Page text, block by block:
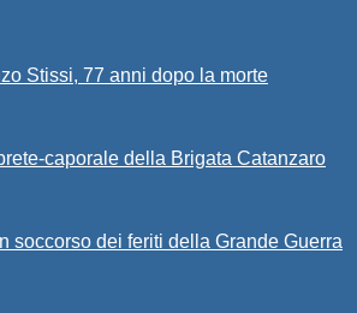
Stissi, 77 anni dopo la morte
caporale della Brigata Catanzaro
soccorso dei feriti della Grande Guerra